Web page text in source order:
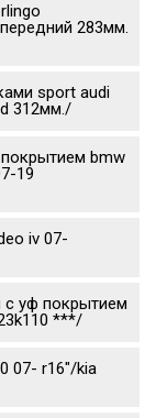
283мм.
sport audi
312мм./
bmw
19
iv 07-
с уф покрытием
***/
07- r16"/kia